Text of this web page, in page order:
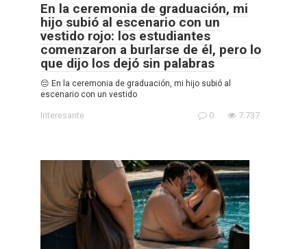
En la ceremonia de graduación, mi
hijo subió al escenario con un
vestido rojo: los estudiantes
comenzaron a burlarse de él, pero lo
que dijo los dejó sin palabras
😔 En la ceremonia de graduación, mi hijo subió al
escenario con un vestido
Interesante 0 7.737